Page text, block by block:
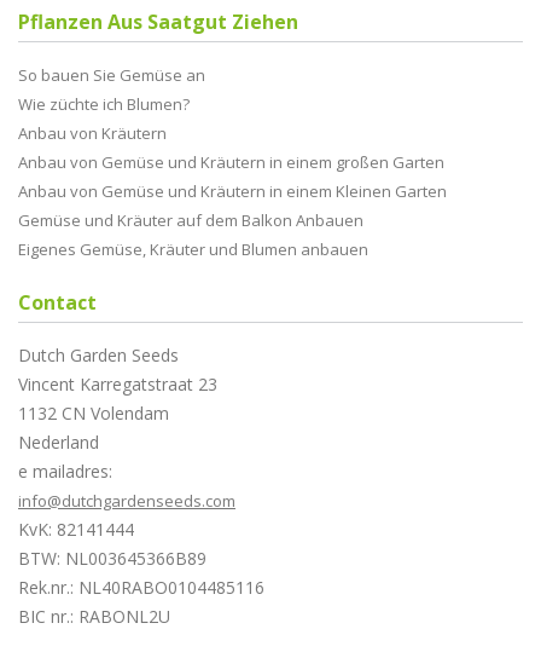
Pflanzen Aus Saatgut Ziehen
So bauen Sie Gemüse an
Wie züchte ich Blumen?
Anbau von Kräutern
Anbau von Gemüse und Kräutern in einem großen Garten
Anbau von Gemüse und Kräutern in einem Kleinen Garten
Gemüse und Kräuter auf dem Balkon Anbauen
Eigenes Gemüse, Kräuter und Blumen anbauen
Contact
Dutch Garden Seeds
Vincent Karregatstraat 23
1132 CN Volendam
Nederland
e mailadres:
info@dutchgardenseeds.com
KvK: 82141444
BTW: NL003645366B89
Rek.nr.: NL40RABO0104485116
BIC nr.: RABONL2U